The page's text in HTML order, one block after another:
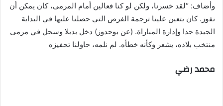
وأضاف: “لقد خسرنا، ولكن لو كنا فعالين أمام المرمى، كان يمكن أن
نفوز. كان يتعين علينا ترجمة الفرص التي حصلنا عليها في البداية
الجيدة جدا وإدارة المباراة. (عن بوحدوز) دخل بديلا وسجل في مرمى
منتخب بلاده، يشعر وكأنه خطأه. لم نلمه، حاولنا تحفيزه
محمد رضي